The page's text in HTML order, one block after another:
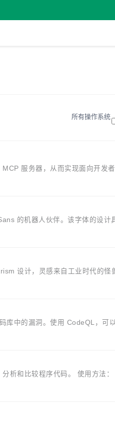
所有操作系统
服务器，从而实现面向开发
的机器人伙伴。该字体的设计
设计，灵感来自工业时代的
库中的漏洞。使用 CodeQL，可
析和比较程序代码。 使用方法